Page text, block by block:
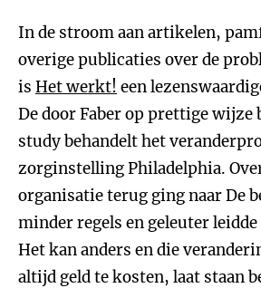
In de stroom aan artikelen,
overige publicaties over de
is Het werkt! een
De door Faber op prettige wijze
study behandelt het
zorginstelling Philadelphia.
organisatie terug ging naar De
minder regels en geleuter
Het kan anders en die
altijd geld te kosten, laat staan